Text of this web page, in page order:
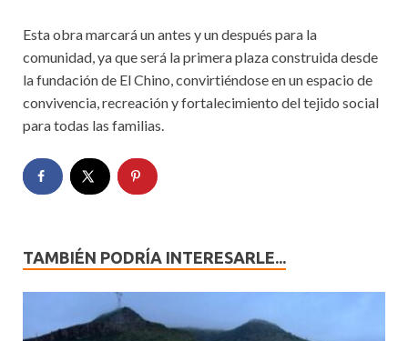
Esta obra marcará un antes y un después para la
comunidad, ya que será la primera plaza construida desde
la fundación de El Chino, convirtiéndose en un espacio de
convivencia, recreación y fortalecimiento del tejido social
para todas las familias.
TAMBIÉN PODRÍA INTERESARLE...